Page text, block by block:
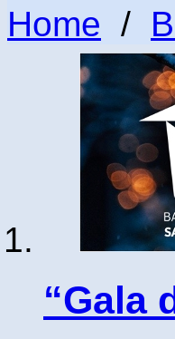
Home /
“Gala